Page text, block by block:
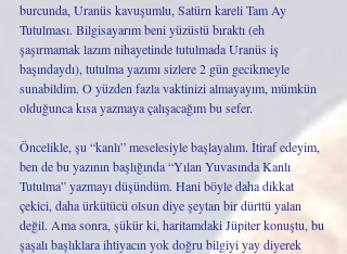
burcunda, Uranüs kavuşumlu, Satürn kareli Tam Ay
Tutulması. Bilgisayarım beni yüzüstü bıraktı (eh
şaşırmamak lazım nihayetinde tutulmada Uranüs iş
başındaydı), tutulma yazımı sizlere 2 gün gecikmeyle
sunabildim. O yüzden fazla vaktinizi almayayım, mümkün
olduğunca kısa yazmaya çalışacağım bu sefer.
Öncelikle, şu “kanlı” meselesiyle başlayalım. İtiraf edeyim,
ben de bu yazının başlığında “Yılan Yuvasında Kanlı
Tutulma” yazmayı düşündüm. Hani böyle daha dikkat
çekici, daha ürkütücü olsun diye şeytan bir dürttü yalan
değil. Ama sonra, şükür ki, haritamdaki Jüpiter konuştu, bu
şaşalı başlıklara ihtiyacın yok doğru bilgiyi yay diyerek